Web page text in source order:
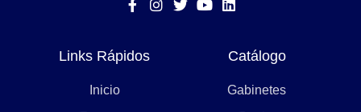
Links Rápidos
Inicio
Catálogo
Gabinetes